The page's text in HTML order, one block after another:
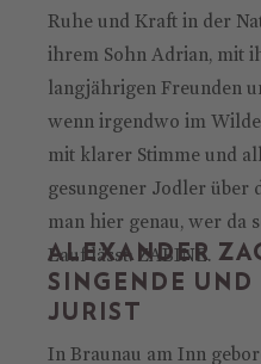
Ruhe und Kraft in der
ihrem Sohn Adrian, mit
langjährigen Freunden
wenn irgendwo im
mit klarer Stimme und
gesungener Jodler über
man hier genau, wer da
Lauf lässt: ZABINE.
ALEXANDER
SINGENDE UND
JURIST
In Braunau am Inn